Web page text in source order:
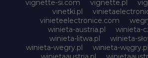
vignette-si.com
vignette.pl
vinetki.pl
vinieteelectronice.com
winieta-austria.pl
winieta-
winieta-litwa.pl
winieta-
winieta-wegry.pl
winieta-węgry.pl